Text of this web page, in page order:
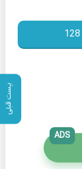
پست قبلی
ADS